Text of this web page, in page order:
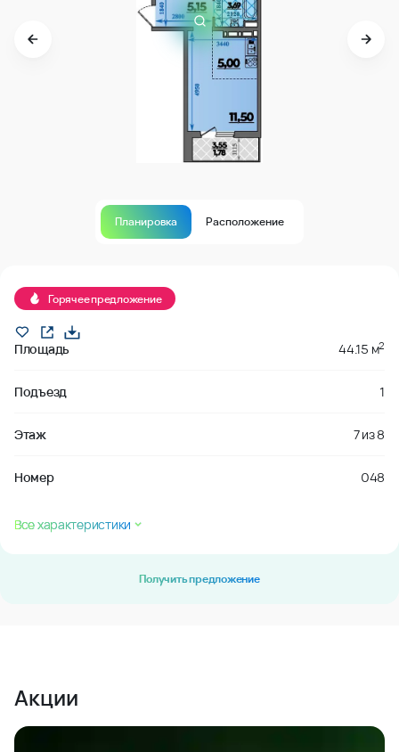
Планировка Расположение
Горячее предложение
Площадь 44.15 м2
Подъезд 1
Этаж 7из8
Номер 048
Все характеристики
Получить предложение
Акции